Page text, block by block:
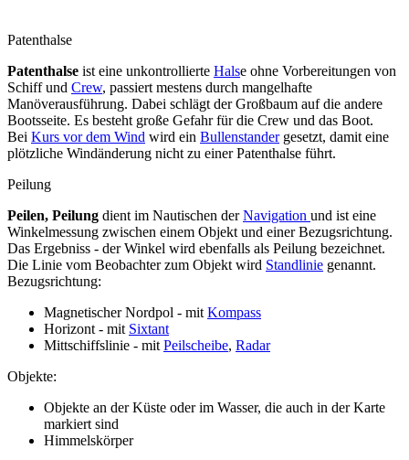
Patenthalse
Patenthalse ist eine unkontrollierte Halse ohne Vorbereitungen von
Schiff und Crew, passiert mestens durch mangelhafte
Manöverausführung. Dabei schlägt der Großbaum auf die andere
Bootsseite. Es besteht große Gefahr für die Crew und das Boot.
Bei Kurs vor dem Wind wird ein Bullenstandergesetzt, damit eine
plötzliche Windänderung nicht zu einer Patenthalse führt.
Peilung
Peilen, Peilung dient im Nautischen derNavigation und ist eine
Winkelmessung zwischen einem Objekt und einer Bezugsrichtung.
Das Ergebniss - der Winkel wird ebenfalls als Peilung bezeichnet.
Die Linie vom Beobachter zum Objekt wird Standlinie genannt.
Bezugsrichtung:
Magnetischer Nordpol - mit Kompass
Horizont - mit Sixtant
Mittschiffslinie - mit Peilscheibe, Radar
Objekte:
Objekte an der Küste oder im Wasser, die auch in der Karte
markiert sind
Himmelskörper